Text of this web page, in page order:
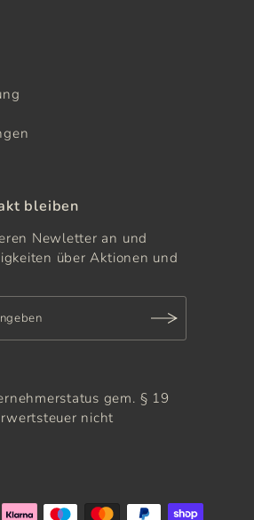
über Aktionen und
nicht